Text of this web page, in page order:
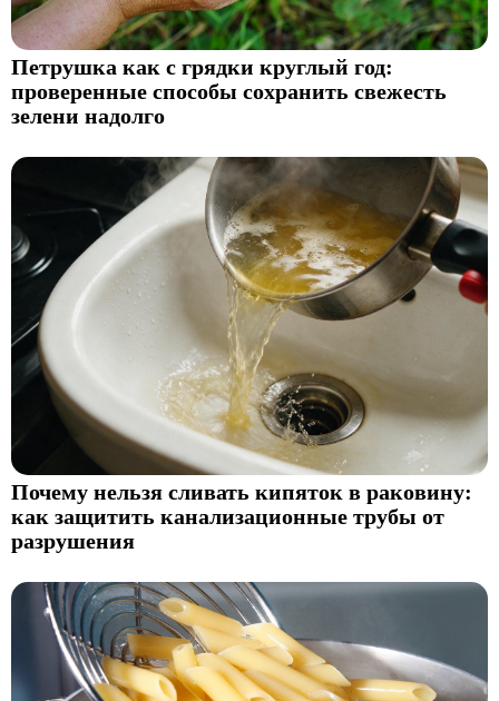
Петрушка как с грядки круглый год:
проверенные способы сохранить свежесть
зелени надолго
Почему нельзя сливать кипяток в раковину:
как защитить канализационные трубы от
разрушения